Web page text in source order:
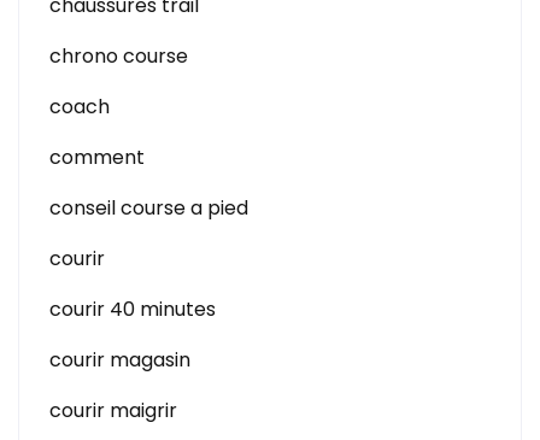
chrono course
coach
comment
conseil course a pied
courir
courir 40 minutes
courir magasin
courir maigrir